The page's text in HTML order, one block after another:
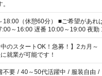
憩60分） ■ご希望があれば下記シフトもOK！
～16:00 遅番 10:00～19:00 夜勤
を合わせたい」 「余裕を持って夕
れば残業はしたくない」 など、ご
う1つのお仕事の勤務時間。 合計
募できません。
中のスタートOK！急募！】2カ月
就業が可能です！
不要 / 40～50代活躍中 / 服装自由 /